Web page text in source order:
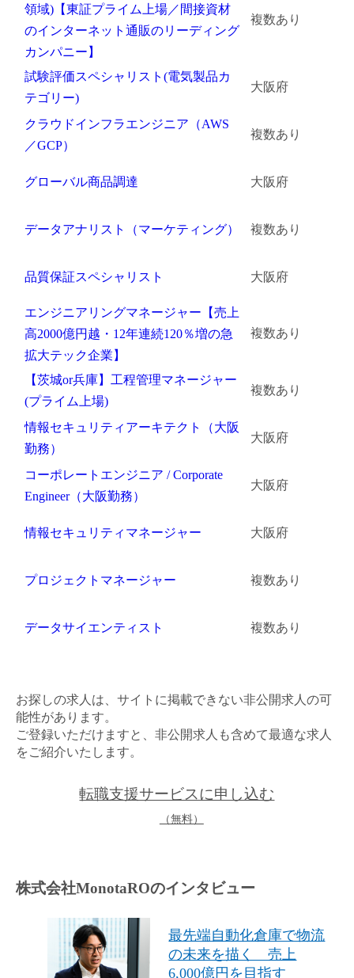
領域)【東証プライム上場／間接資材
のインターネット通販のリーディング
カンパニー】
複数あり
試験評価スペシャリスト(電気製品カ
テゴリー)
大阪府
クラウドインフラエンジニア（AWS
／GCP）
複数あり
グローバル商品調達 大阪府
データアナリスト（マーケティング） 複数あり
品質保証スペシャリスト 大阪府
エンジニアリングマネージャー【売上
高2000億円越・12年連続120％増の急
拡大テック企業】
複数あり
【茨城or兵庫】工程管理マネージャー
(プライム上場)
複数あり
情報セキュリティアーキテクト（大阪
勤務）
大阪府
コーポレートエンジニア / Corporate
Engineer（大阪勤務）
大阪府
情報セキュリティマネージャー 大阪府
プロジェクトマネージャー 複数あり
データサイエンティスト 複数あり
お探しの求人は、サイトに掲載できない非公開求人の可
能性があります。
ご登録いただけますと、非公開求人も含めて最適な求人
をご紹介いたします。
転職支援サービスに申し込む
（無料）
株式会社MonotaROのインタビュー
最先端自動化倉庫で物流
の未来を描く 売上
6,000億円を目指す